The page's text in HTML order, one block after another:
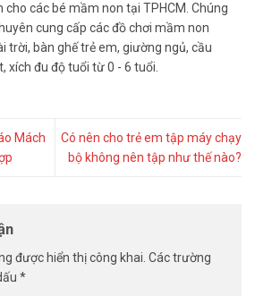
cho các bé mầm non tại TPHCM. Chúng
cung cấp các đồ chơi mầm non
trời, bàn ghế trẻ em, giường ngủ, cầu
xích đu độ tuổi từ 0 - 6 tuổi.
Mách
Có nên cho trẻ em tập máy chạy
bộ không nên tập như thế nào?
được hiển thị công khai. Các trường
*